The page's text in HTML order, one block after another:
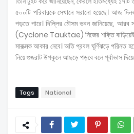
৫০০টি পরিবারকে সেখানে সরানো হয়েছে। আজ
পড়তে পারে। দিল্লির মৌসম ভবন জানিয়েছে, আরব
(Cyclone Tauktae) নিজের শক্তি বাড়িয়েই
মারাত্মক আকার নেবে। অতি প্রবল ঘূর্ণিঝড়ে পরিনত
নিয়ে গুজরাট উপকূলে আছড়ে পড়বে বলে পূর্বাভাস
Tags National